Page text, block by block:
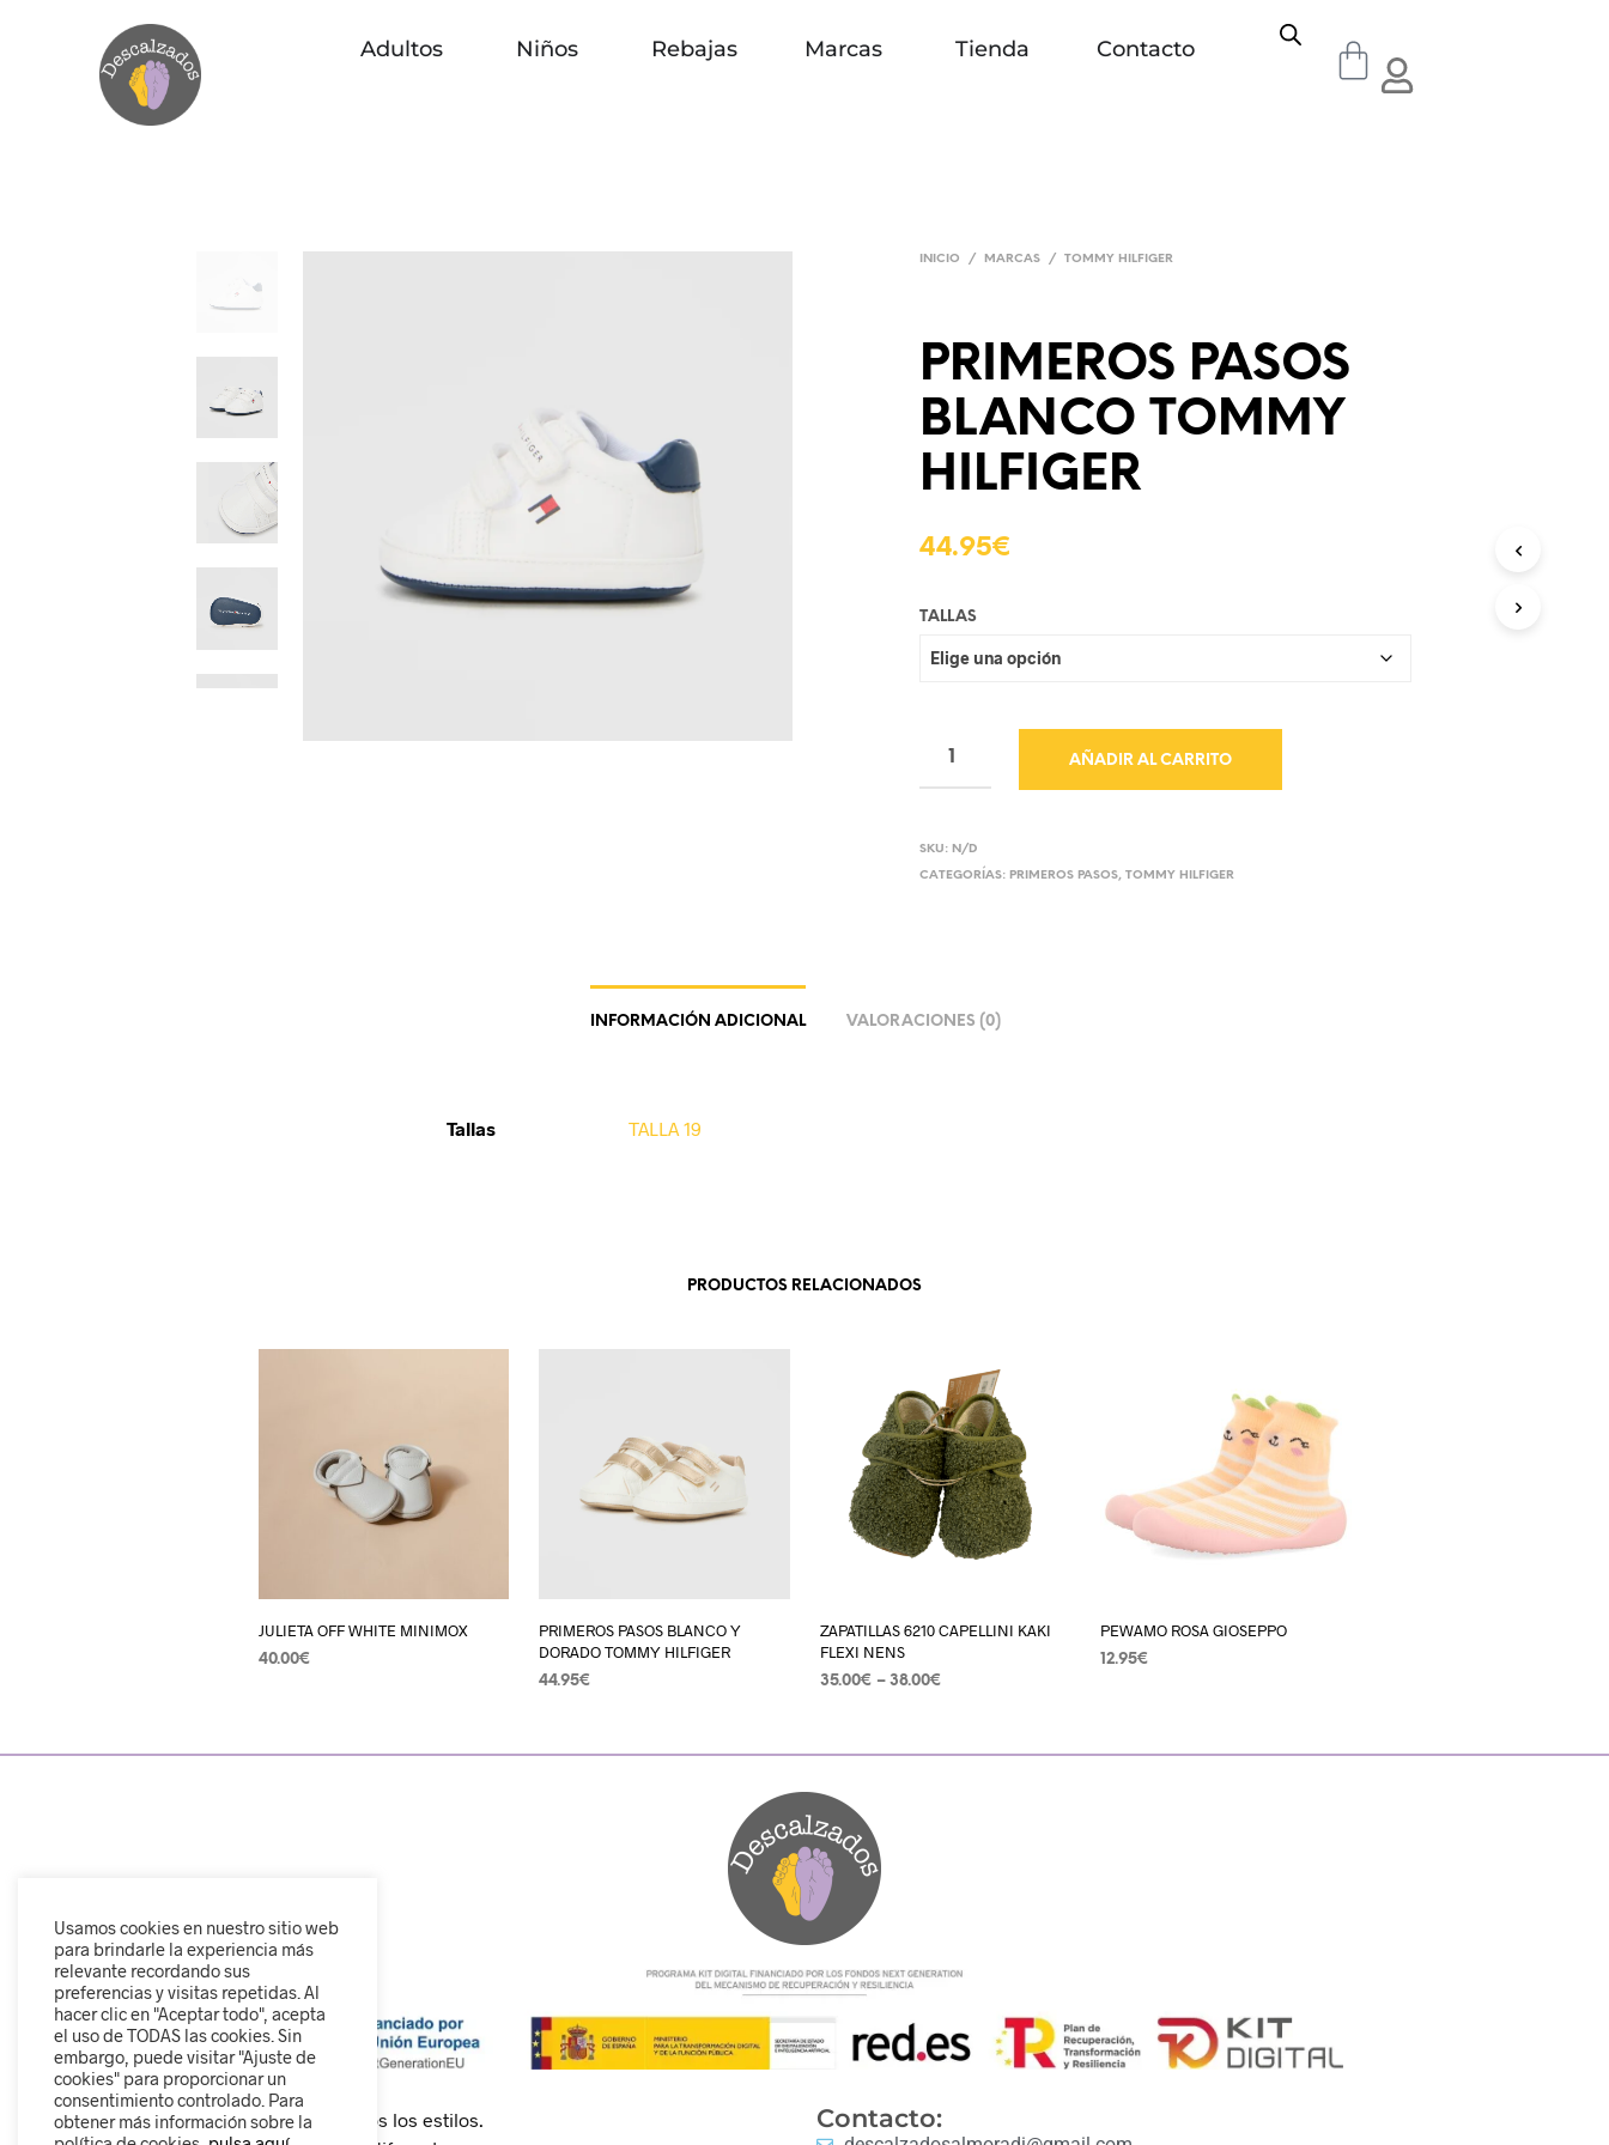
Adultos Niños Rebajas Marcas Tienda Contacto
INICIO / MARCAS / TOMMY HILFIGER
PRIMEROS PASOS
BLANCO TOMMY
HILFIGER
44.95€
TALLAS
AÑADIR AL CARRITO
SKU: N/D
CATEGORÍAS: PRIMEROS PASOS,TOMMY HILFIGER
INFORMACIÓN ADICIONAL VALORACIONES (0)
Tallas TALLA 19
PRODUCTOS RELACIONADOS
JULIETA OFF WHITE MINIMOX
40.00€
PRIMEROS PASOS BLANCO Y
DORADO TOMMY HILFIGER
44.95€
ZAPATILLAS 6210 CAPELLINI KAKI
FLEXI NENS
35.00€ – 38.00€
PEWAMO ROSA GIOSEPPO
12.95€
Calzado cómodo, moderno y para todos los estilos.
Contacto:
Usamos cookies en nuestro sitio web
para brindarle la experiencia más
relevante recordando sus
preferencias y visitas repetidas. Al
hacer clic en "Aceptar todo", acepta
el uso de TODAS las cookies. Sin
embargo, puede visitar "Ajuste de
cookies" para proporcionar un
consentimiento controlado. Para
obtener más información sobre la